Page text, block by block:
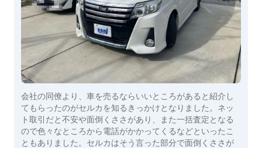
会社の同僚より、車を売るならいいところがあると紹介し
てもらったのがセルカを知るきっかけとなりました。ネッ
ト取引だと不安や面倒くささがあり、また一括査定となる
ので色々なところから電話がかかってくるなどといったこ
ともありました。セルカはそう言った部分で面倒くささが